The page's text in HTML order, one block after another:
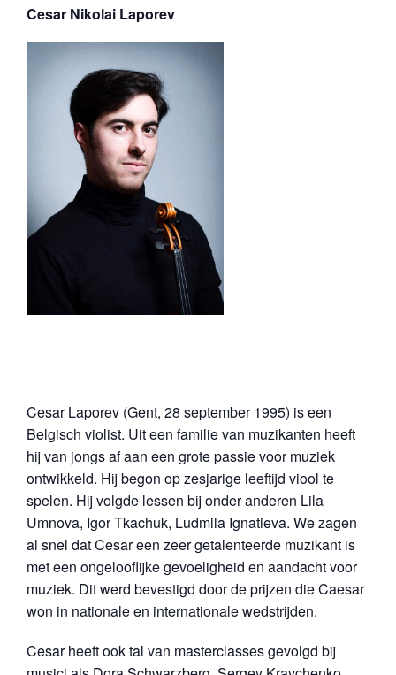
Cesar Nikolai Laporev
Cesar Laporev (Gent, 28 september 1995) is een
Belgisch violist. Uit een familie van muzikanten heeft
hij van jongs af aan een grote passie voor muziek
ontwikkeld. Hij begon op zesjarige leeftijd viool te
spelen. Hij volgde lessen bij onder anderen Lila
Umnova, Igor Tkachuk, Ludmila Ignatieva. We zagen
al snel dat Cesar een zeer getalenteerde muzikant is
met een ongelooflijke gevoeligheid en aandacht voor
muziek. Dit werd bevestigd door de prijzen die Caesar
won in nationale en internationale wedstrijden.
Cesar heeft ook tal van masterclasses gevolgd bij